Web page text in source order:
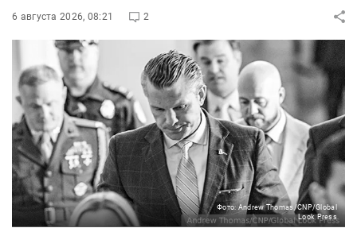
6 августа 2026, 08:21 2
Фото: Andrew Thomas/CNP/Global
Look Press